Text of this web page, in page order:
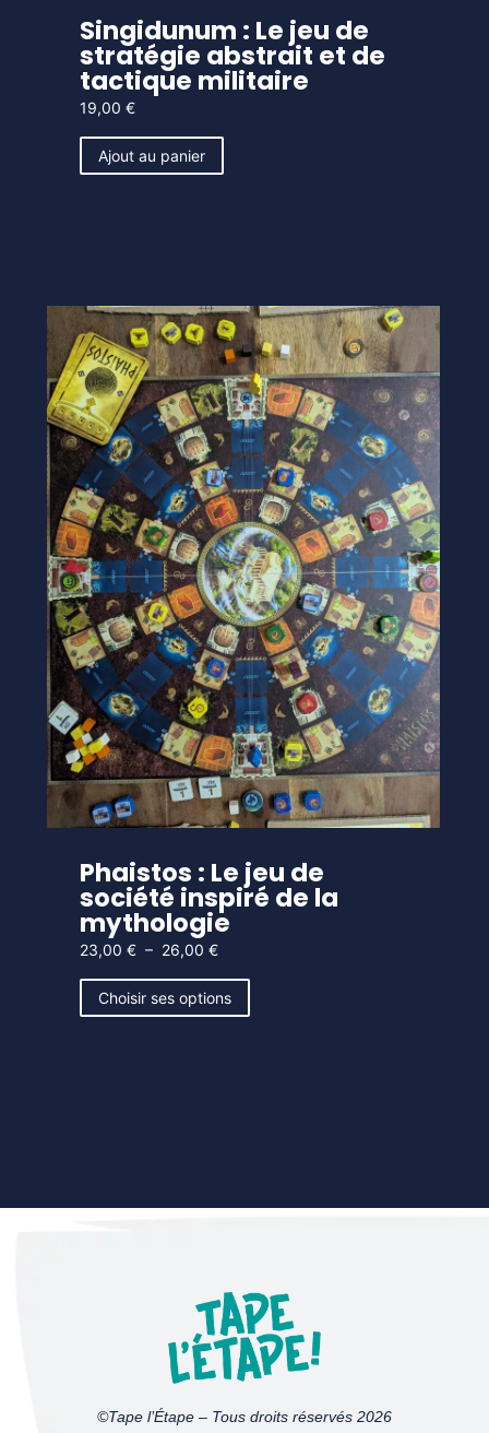
Singidunum : Le jeu de
stratégie abstrait et de
tactique militaire
19,00€
Ajout au panier
Phaistos : Le jeu de
société inspiré de la
mythologie
23,00€ – 26,00€
Choisir ses options
©Tape l’Étape – Tous droits réservés 2026